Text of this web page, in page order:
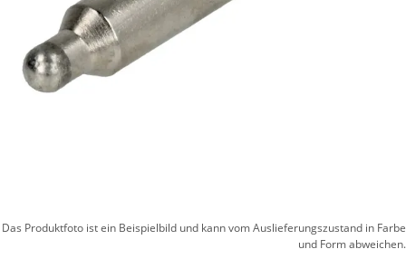
Das Produktfoto ist ein Beispielbild und kann vom Auslieferungszustand in Farbe
und Form abweichen.